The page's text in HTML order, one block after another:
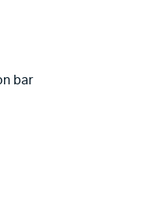
bar